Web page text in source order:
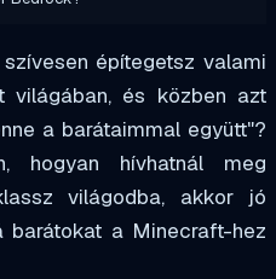
építegetsz valami
világában, és közben azt
a barátaimmal együtt"?
hogyan hívhatnál meg
világodba, akkor jó
barátokat a Minecraft-hez